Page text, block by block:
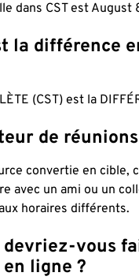
dans CST est
la différence
(CST) est la
de réunions
convertie en cible,
avec un ami ou un
horaires différents.
devriez-vous
ligne ?